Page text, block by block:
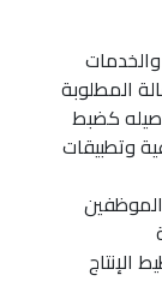
المطلوبة
كضبط
وتطبيقات
الموظفين
الإنتاج